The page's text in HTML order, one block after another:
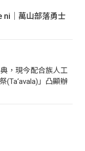
ni｜萬山部落勇士
，現今配合族人工
(Ta‘avala)」凸顯辦